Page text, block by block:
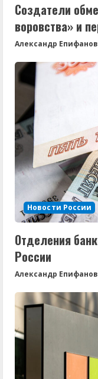
Создатели
воровства» и
Александр Епифанов
Новости России
Отделения
России
Александр Епифанов